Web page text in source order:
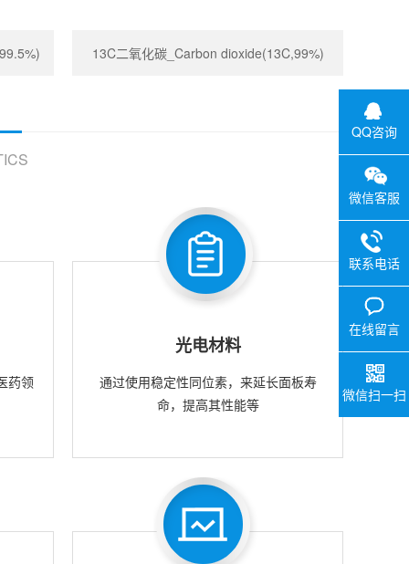
13C二氧化碳_Carbon dioxide(13C,99%)
药领
光电材料
通过使用稳定性同位素，来延长面板寿
命，提高其性能等
QQ咨询
微信客服
联系电话
在线留言
微信扫一扫